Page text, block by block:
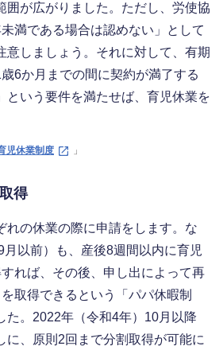
囲が広がりました。ただし、労使協
満である場合は認めない」として
意しましょう。それに対して、有期
6か月までの間に契約が満了する
という要件を満たせば、育児休業を
児休業制度 」
得
れの休業の際に申請をします。な
以前）も、産後8週間以内に育児
れば、その後、申し出によって再
取得できるという「パパ休暇制
た。2022年（令和4年）10月以降
に、原則2回まで分割取得が可能に